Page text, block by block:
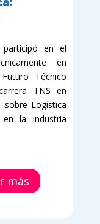
participó en el
en
Técnico
TNS en
sobre Logística
la industria
más